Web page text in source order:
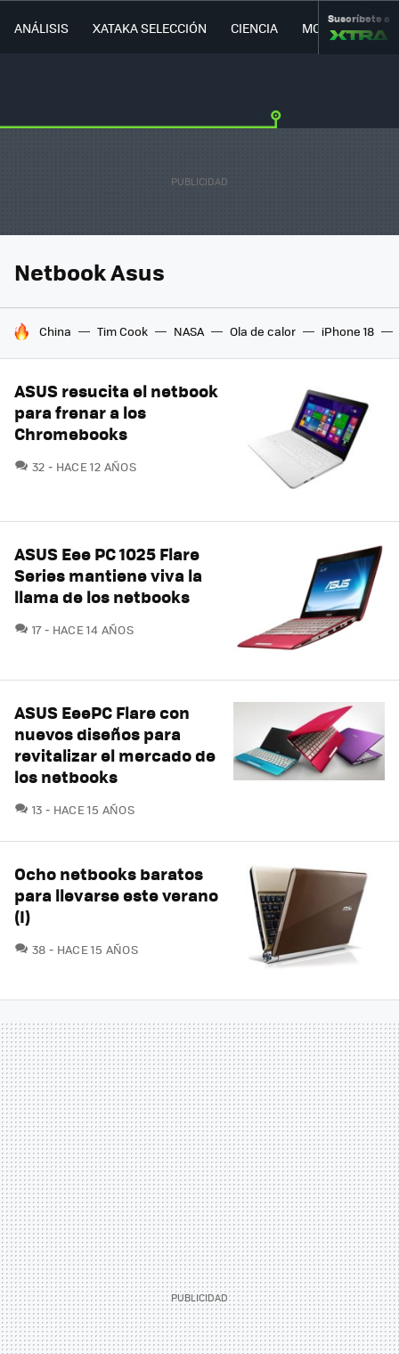
ANÁLISIS XATAKA SELECCIÓN CIENCIA MOVILIDAD
Suscríbete a
Netbook Asus
HOY SE HABLA DE
China Tim Cook NASA Ola de calor iPhone 18
ASUS resucita el netbook
para frenar a los
Chromebooks
32 COMENTARIOS
HACE 12 AÑOS
ASUS Eee PC 1025 Flare
Series mantiene viva la
llama de los netbooks
17COMENTARIOS
HACE 14 AÑOS
ASUS EeePC Flare con
nuevos diseños para
revitalizar el mercado de
los netbooks
13 COMENTARIOS
HACE 15 AÑOS
Ocho netbooks baratos
para llevarse este verano
(I)
38 COMENTARIOS
HACE 15 AÑOS